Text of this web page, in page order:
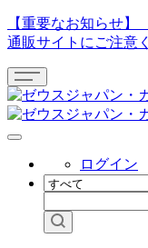
【重要なお知らせ
通販サイトにご注意
ログイン